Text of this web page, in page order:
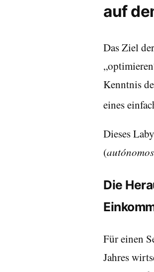
auf
Das Ziel
Kenntnis
eines
Dieses
(autónomos
Die
Für einen
Jahres